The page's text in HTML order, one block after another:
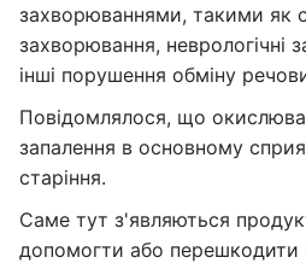
захворюваннями, такими як
захворювання, неврологічні
інші порушення обміну
Повідомлялося, що
запалення в основному
старіння.
Саме тут з'являються
допомогти або перешкодити